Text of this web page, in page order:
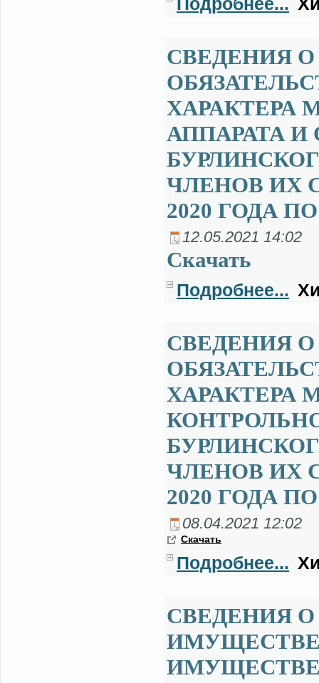
СВЕДЕНИЯ
АППАРАТА
ЧЛЕНОВ ИХ
2020 ГОДА
12.05.2021 14:02
Ска­чать
Подробнее...
СВЕДЕНИЯ
ЧЛЕНОВ ИХ
2020 ГОДА
08.04.2021 12:02
Ска­чать
Подробнее...
СВЕДЕНИЯ О
ИМУЩЕСТВЕ